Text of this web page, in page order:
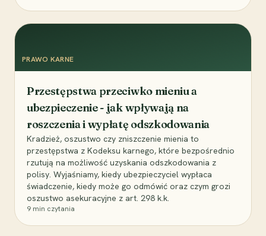
PRAWO KARNE
Przestępstwa przeciwko mieniu a
ubezpieczenie - jak wpływają na
roszczenia i wypłatę odszkodowania
Kradzież, oszustwo czy zniszczenie mienia to
przestępstwa z Kodeksu karnego, które bezpośrednio
rzutują na możliwość uzyskania odszkodowania z
polisy. Wyjaśniamy, kiedy ubezpieczyciel wypłaca
świadczenie, kiedy może go odmówić oraz czym grozi
oszustwo asekuracyjne z art. 298 k.k.
9 min czytania